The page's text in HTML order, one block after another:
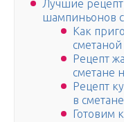
Лучшие
шампиньонов
Как
сметаной
Рецепт
сметане
Рецепт
в
Готовим